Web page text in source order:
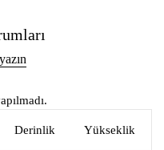
Derinlik Yükseklik